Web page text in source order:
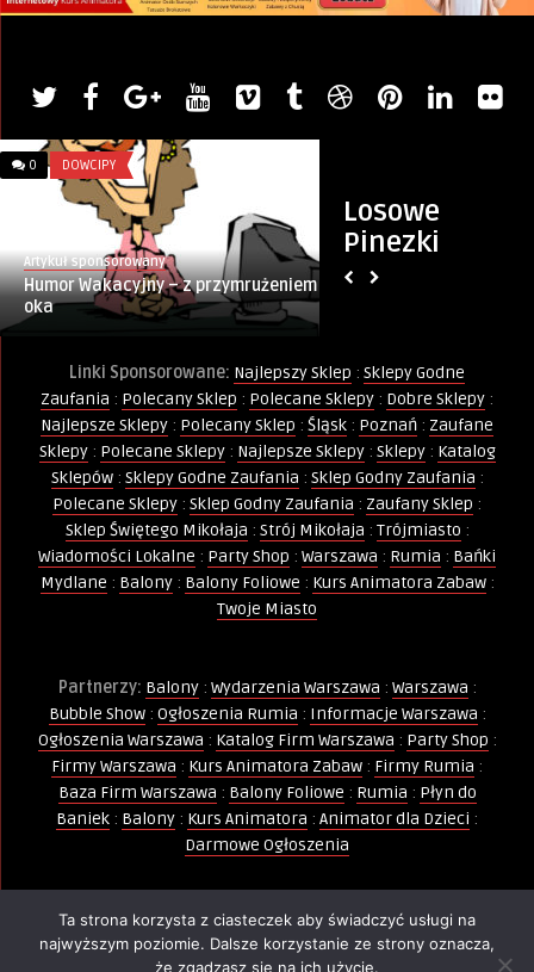
Losowe
Pinezki
0 DOWCIPY
Artykuł sponsorowany
Humor Wakacyjny – z przymrużeniem
oka
Linki Sponsorowane: Najlepszy Sklep : Sklepy Godne
Zaufania : Polecany Sklep : Polecane Sklepy : Dobre Sklepy :
Najlepsze Sklepy : Polecany Sklep : Śląsk : Poznań : Zaufane
Sklepy: Polecane Sklepy: Najlepsze Sklepy: Sklepy: Katalog
Sklepów: Sklepy Godne Zaufania : Sklep Godny Zaufania :
Polecane Sklepy : Sklep Godny Zaufania : Zaufany Sklep :
Sklep Świętego Mikołaja : Strój Mikołaja : Trójmiasto :
Wiadomości Lokalne : Party Shop : Warszawa : Rumia : Bańki
Mydlane : Balony: Balony Foliowe : Kurs Animatora Zabaw:
Twoje Miasto
Partnerzy: Balony: Wydarzenia Warszawa : Warszawa :
Bubble Show: Ogłoszenia Rumia : Informacje Warszawa :
Ogłoszenia Warszawa : Katalog Firm Warszawa : Party Shop :
Firmy Warszawa : Kurs Animatora Zabaw : Firmy Rumia :
Baza Firm Warszawa : Balony Foliowe : Rumia : Płyn do
Baniek : Balony : Kurs Animatora : Animator dla Dzieci :
Darmowe Ogłoszenia
Wszelkie Prawa Zastrzeżone - Kopiowanie, powielanie i
wykorzystywanie treści, zdjęć, grafik jest zabronione -
Ta strona korzysta z ciasteczek aby świadczyć usługi na
najwyższym poziomie. Dalsze korzystanie ze strony oznacza,
że zgadzasz się na ich użycie.